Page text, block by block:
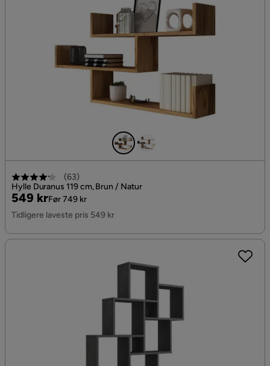
(63)
Hylle Duranus 119 cm, Brun / Natur
Pris
549 kr
Original
Pris
Før 749 kr
Tidligere laveste pris 549 kr